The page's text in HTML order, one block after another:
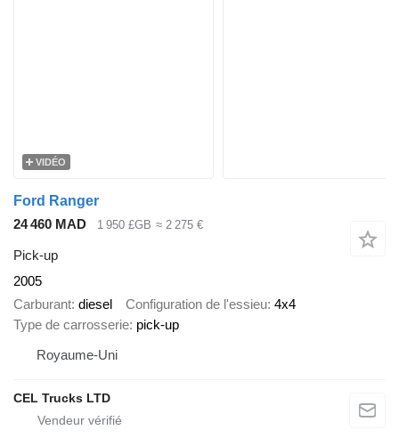
VIDÉO
Ford Ranger
24 460 MAD
1 950 £GB ≈ 2 275 €
Pick-up
2005
Carburant diesel Configuration de l'essieu 4x4
Type de carrosserie pick-up
Royaume-Uni
CEL Trucks LTD